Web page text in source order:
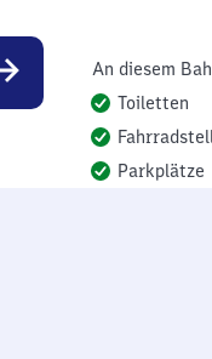
An diesem
Toiletten
Parkplätze